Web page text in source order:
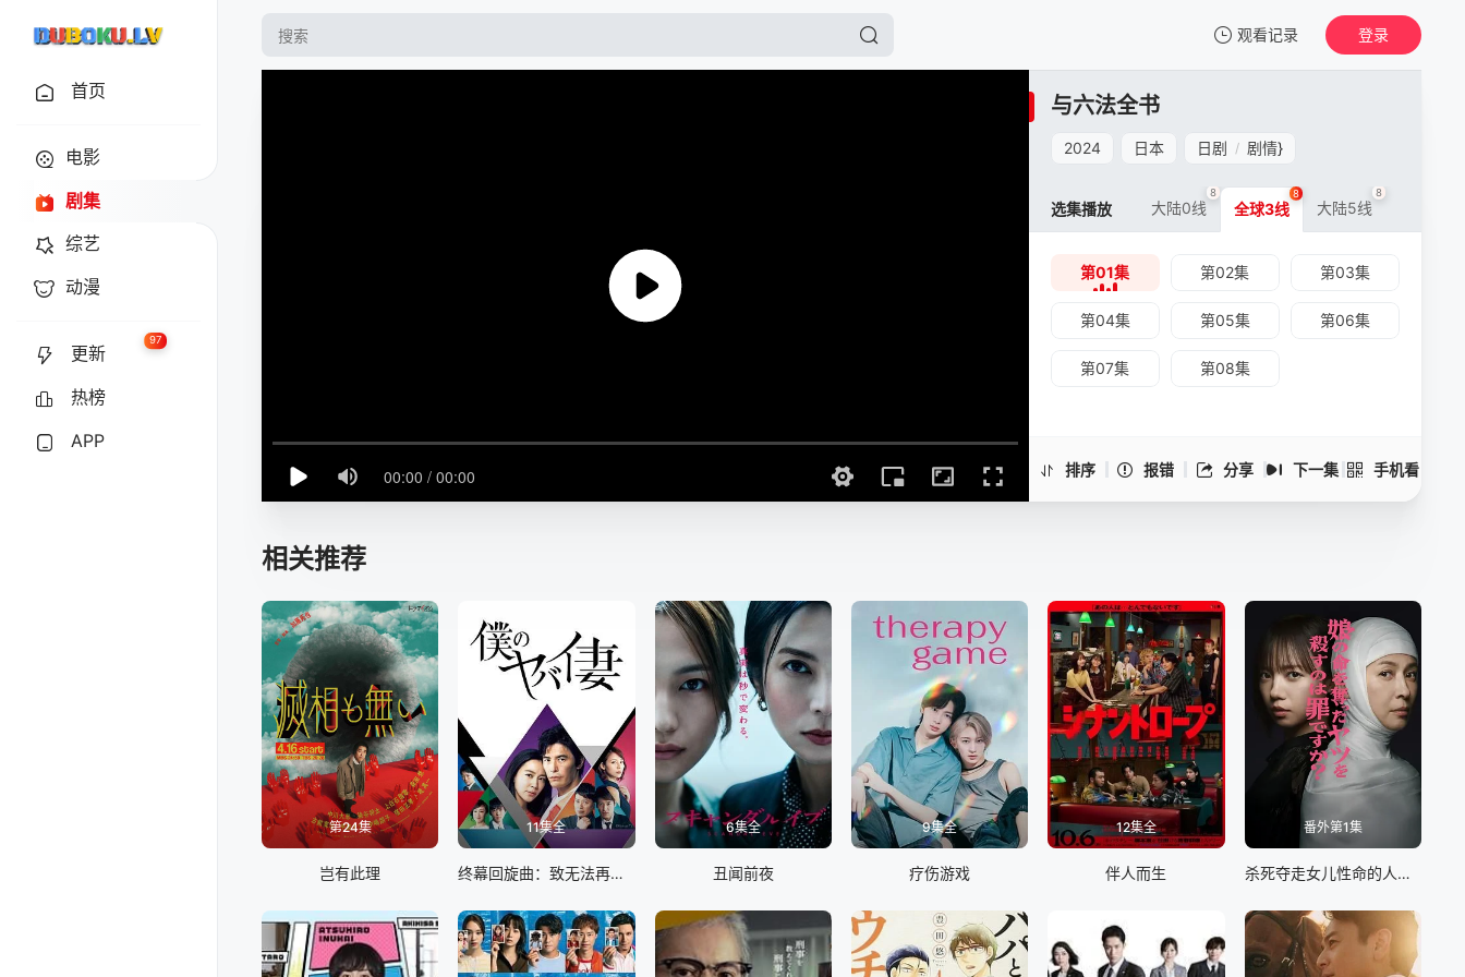
观看记录
我的观影记录
登录
首页
电影
剧集
综艺
动漫
更新
97
热榜
APP
与六法全书
2024 日本 日剧 / 剧情}
排序 报错 分享 下一集 手机看
JK与六法全书 -第01集
手机扫一扫继续看
选集播放 大陆0线
8
全球3线
8
大陆5线
8
第01集 第02集 第03集
第04集 第05集 第06集
第07集 第08集
相关推荐
第24集
岂有此理
11集全
终幕回旋曲：致无法再见的你
6集全
丑闻前夜
9集全
疗伤游戏
12集全
伴人而生
番外第1集
杀死夺走女儿性命的人是罪吗？